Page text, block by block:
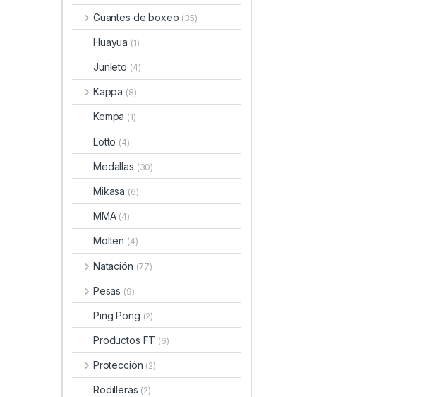
Guantes de boxeo (35)
Huayua (1)
Junleto (4)
Kappa (8)
Kempa (1)
Lotto (4)
Medallas (30)
Mikasa (6)
MMA (4)
Molten (4)
Natación (77)
Pesas (9)
Ping Pong (2)
Productos FT (6)
Protección (2)
Rodilleras (2)